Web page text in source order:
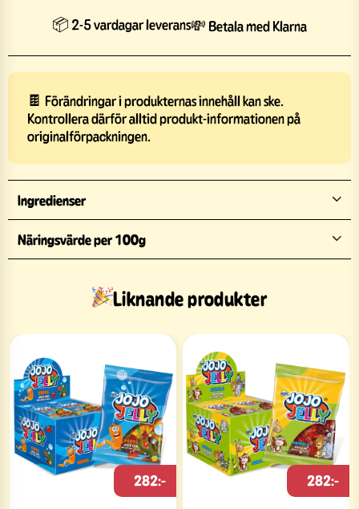
📦 2-5 vardagar leverans💸 Betala med Klarna
🍫 Förändringar i produkternas innehåll kan ske.
Kontrollera därför alltid produkt-informationen på
originalförpackningen.
Ingredienser
Näringsvärde per 100g
Liknande produkter
282:- 282:-